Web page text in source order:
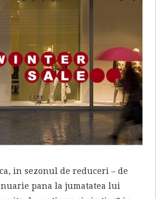
in sezonul de reduceri – de
pana la jumatatea lui